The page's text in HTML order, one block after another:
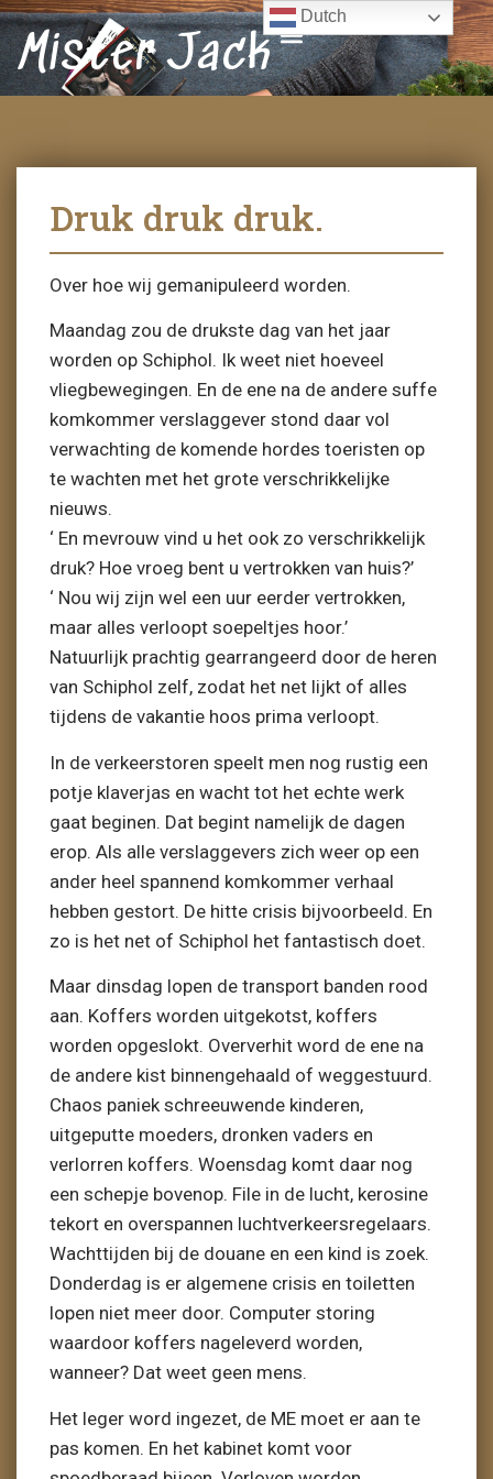
Mister Jack
Druk druk druk.
Over hoe wij gemanipuleerd worden.
Maandag zou de drukste dag van het jaar
worden op Schiphol. Ik weet niet hoeveel
vliegbewegingen. En de ene na de andere suffe
komkommer verslaggever stond daar vol
verwachting de komende hordes toeristen op
te wachten met het grote verschrikkelijke
nieuws.
‘ En mevrouw vind u het ook zo verschrikkelijk
druk? Hoe vroeg bent u vertrokken van huis?’
‘ Nou wij zijn wel een uur eerder vertrokken,
maar alles verloopt soepeltjes hoor.’
Natuurlijk prachtig gearrangeerd door de heren
van Schiphol zelf, zodat het net lijkt of alles
tijdens de vakantie hoos prima verloopt.
In de verkeerstoren speelt men nog rustig een
potje klaverjas en wacht tot het echte werk
gaat beginen. Dat begint namelijk de dagen
erop. Als alle verslaggevers zich weer op een
ander heel spannend komkommer verhaal
hebben gestort. De hitte crisis bijvoorbeeld. En
zo is het net of Schiphol het fantastisch doet.
Maar dinsdag lopen de transport banden rood
aan. Koffers worden uitgekotst, koffers
worden opgeslokt. Oververhit word de ene na
de andere kist binnengehaald of weggestuurd.
Chaos paniek schreeuwende kinderen,
uitgeputte moeders, dronken vaders en
verlorren koffers. Woensdag komt daar nog
een schepje bovenop. File in de lucht, kerosine
tekort en overspannen luchtverkeersregelaars.
Wachttijden bij de douane en een kind is zoek.
Donderdag is er algemene crisis en toiletten
lopen niet meer door. Computer storing
waardoor koffers nageleverd worden,
wanneer? Dat weet geen mens.
Het leger word ingezet, de ME moet er aan te
pas komen. En het kabinet komt voor
Dutch